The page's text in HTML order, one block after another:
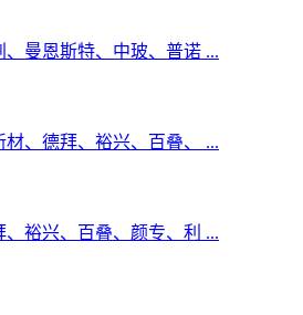
曼恩斯特、中玻、普诺 ...
、德拜、裕兴、百叠、 ...
裕兴、百叠、颜专、利 ...